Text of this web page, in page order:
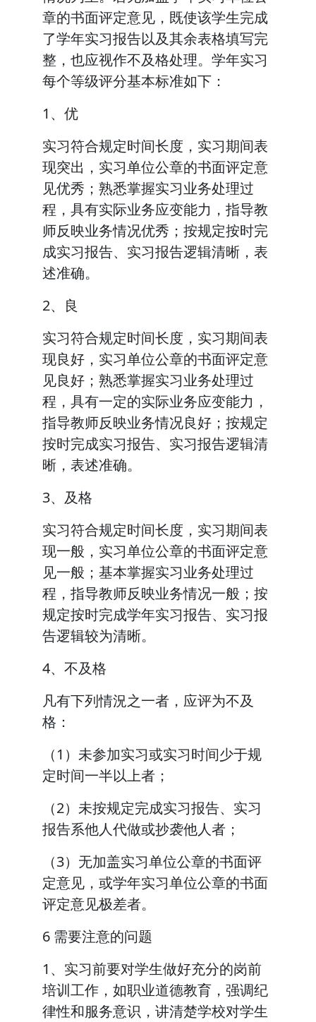
章的书面评定意见，既使该学生完成
了学年实习报告以及其余表格填写完
整，也应视作不及格处理。学年实习
每个等级评分基本标准如下：
1、优
实习符合规定时间长度，实习期间表
现突出，实习单位公章的书面评定意
见优秀；熟悉掌握实习业务处理过
程，具有实际业务应变能力，指导教
师反映业务情况优秀；按规定按时完
成实习报告、实习报告逻辑清晰，表
述准确。
2、良
实习符合规定时间长度，实习期间表
现良好，实习单位公章的书面评定意
见良好；熟悉掌握实习业务处理过
程，具有一定的实际业务应变能力，
指导教师反映业务情况良好；按规定
按时完成实习报告、实习报告逻辑清
晰，表述准确。
3、及格
实习符合规定时间长度，实习期间表
现一般，实习单位公章的书面评定意
见一般；基本掌握实习业务处理过
程，指导教师反映业务情况一般；按
规定按时完成学年实习报告、实习报
告逻辑较为清晰。
4、不及格
凡有下列情況之一者，应评为不及
格：
（1）未参加实习或实习时间少于规
定时间一半以上者；
（2）未按规定完成实习报告、实习
报告系他人代做或抄袭他人者；
（3）无加盖实习单位公章的书面评
定意见，或学年实习单位公章的书面
评定意见极差者。
6 需要注意的问题
1、实习前要对学生做好充分的岗前
培训工作，如职业道德教育，强调纪
律性和服务意识，讲清楚学校对学生